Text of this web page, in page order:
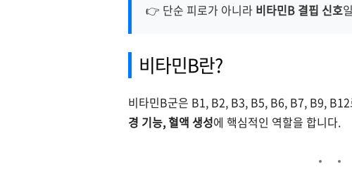
👉 단순 피로가 아니라 비타민B 결핍 신호
비타민B란?
비타민B군은 B1, B2, B3, B5, B6, B7, B9, B12
경 기능, 혈액 생성에 핵심적인 역할을 합니다.